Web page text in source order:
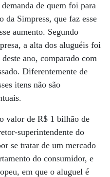
de quem foi para
da Simpress, que faz esse
aumento. Segundo
a alta dos aluguéis foi
ano, comparado com
Diferentemente de
itens não são
valor de R$ 1 bilhão de
superintendente do
se tratar de um mercado
do consumidor, e
em que o aluguel é